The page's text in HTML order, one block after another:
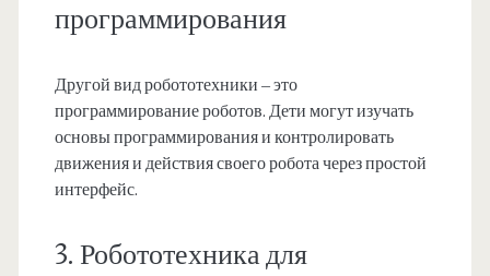
программирования
Другой вид робототехники – это
программирование роботов. Дети могут изучать
основы программирования и контролировать
движения и действия своего робота через простой
интерфейс.
3. Робототехника для